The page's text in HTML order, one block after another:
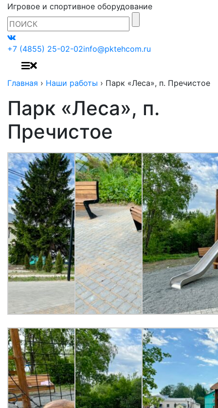
Игровое и спортивное оборудование
+7 (4855) 25-02-02info@pktehcom.ru
Главная › Наши работы › Парк «Леса», п. Пречистое
Парк «Леса», п.
Пречистое